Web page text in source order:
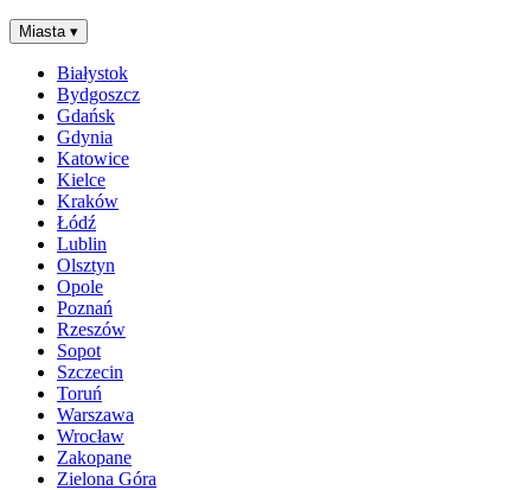
Miasta ▾
Białystok
Bydgoszcz
Gdańsk
Gdynia
Katowice
Kielce
Kraków
Łódź
Lublin
Olsztyn
Opole
Poznań
Rzeszów
Sopot
Szczecin
Toruń
Warszawa
Wrocław
Zakopane
Zielona Góra